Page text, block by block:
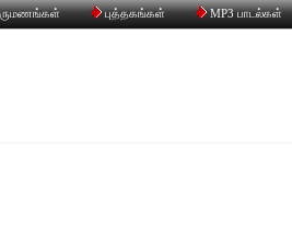
புத்தகங்கள் MP3 பாடல்கள்